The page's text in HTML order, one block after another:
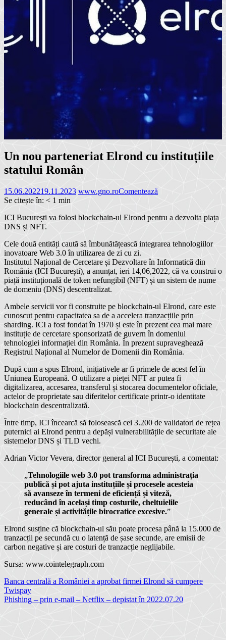
Un nou parteneriat Elrond cu instituțiile
statului Român
15.06.202219.11.2023 www.gno.roComentează
Se citește în: < 1 min
ICI București va folosi blockchain-ul Elrond pentru a dezvolta piața
DNS și NFT.
Cele două entități caută să îmbunătățească integrarea tehnologiilor
inovatoare Web 3.0 în utilizarea de zi cu zi.
Institutul Național de Cercetare și Dezvoltare în Informatică din
România (ICI București), a anunțat, ieri 14,06,2022, că va construi o
piață instituțională de token nefungibil (NFT) și un sistem de nume
de domeniu (DNS) descentralizat.
Ambele servicii vor fi construite pe blockchain-ul Elrond, care este
cunoscut pentru capacitatea sa de a accelera tranzacțiile prin
sharding. ICI a fost fondat în 1970 și este în prezent cea mai mare
instituție de cercetare sponsorizată de guvern în domeniul
tehnologiei informației din România. În prezent supraveghează
Registrul Național al Numelor de Domenii din România.
După cum a spus Elrond, inițiativele ar fi primele de acest fel în
Uniunea Europeană. O utilizare a pieței NFT ar putea fi
digitalizarea, accesarea, transferul și stocarea documentelor oficiale,
actelor de proprietate sau diferitelor certificate printr-o identitate
blockchain descentralizată.
Între timp, ICI încearcă să folosească cei 3.200 de validatori de rețea
puternici ai Elrond pentru a depăși vulnerabilitățile de securitate ale
sistemelor DNS și TLD vechi.
Adrian Victor Vevera, director general al ICI București, a comentat:
„Tehnologiile web 3.0 pot transforma administrația
publică și pot ajuta instituțiile și procesele acesteia
să avanseze în termeni de eficiență și viteză,
reducând în același timp costurile, cheltuielile
generale și activitățile birocratice excesive.”
Elrond susține că blockchain-ul său poate procesa până la 15.000 de
tranzacții pe secundă cu o latență de șase secunde, are emisii de
carbon negative și are costuri de tranzacție neglijabile.
Sursa: www.cointelegraph.com
Navigare
în
Banca centrală a României a aprobat firmei Elrond să cumpere
Twispay
Phishing – prin e-mail – Netflix – depistat în 2022.07.20